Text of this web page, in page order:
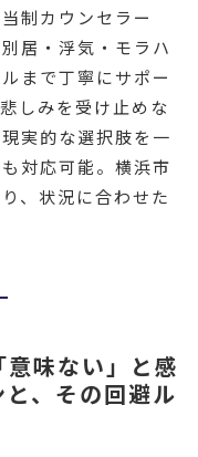
制カウンセラー
居・浮気・モラハ
まで丁寧にサポー
しみを受け止めな
実的な選択肢を一
対応可能。横浜市
、状況に合わせた
味ない」と感
、その回避ル